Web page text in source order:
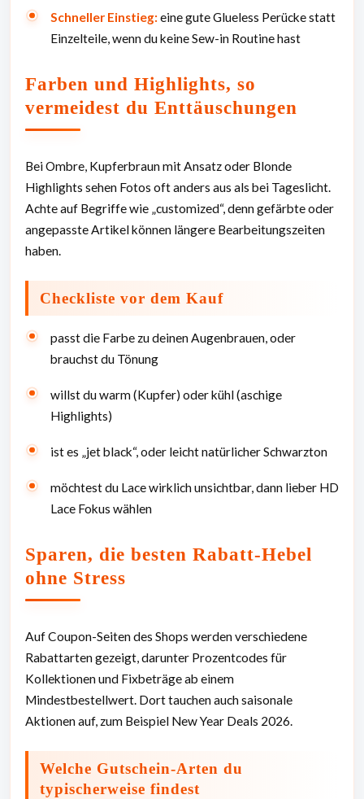
Schneller Einstieg:eine gute Glueless Perücke statt
Einzelteile, wenn du keine Sew-in Routine hast
Farben und Highlights, so
vermeidest du Enttäuschungen
Bei Ombre, Kupferbraun mit Ansatz oder Blonde
Highlights sehen Fotos oft anders aus als bei Tageslicht.
Achte auf Begriffe wie „customized“, denn gefärbte oder
angepasste Artikel können längere Bearbeitungszeiten
haben.
Checkliste vor dem Kauf
passt die Farbe zu deinen Augenbrauen, oder
brauchst du Tönung
willst du warm (Kupfer) oder kühl (aschige
Highlights)
ist es „jet black“, oder leicht natürlicher Schwarzton
möchtest du Lace wirklich unsichtbar, dann lieber HD
Lace Fokus wählen
Sparen, die besten Rabatt-Hebel
ohne Stress
Auf Coupon-Seiten des Shops werden verschiedene
Rabattarten gezeigt, darunter Prozentcodes für
Kollektionen und Fixbeträge ab einem
Mindestbestellwert. Dort tauchen auch saisonale
Aktionen auf, zum Beispiel New Year Deals 2026.
Welche Gutschein-Arten du
typischerweise findest